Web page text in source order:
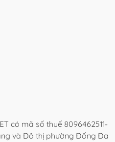
trước khi giao hàng.
va đập khi vận chuyển.
của sàn nếu phát sinh
sách của shop
có mã số thuế 8096462511-
và Đô thị phường Đống Đa